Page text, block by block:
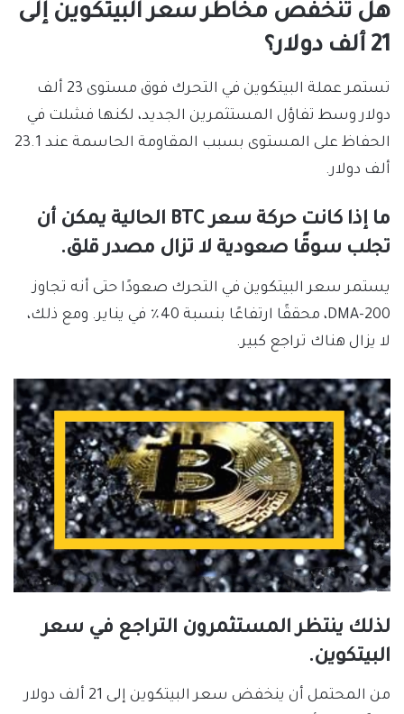
هل تنخفص مخاطر سعر البيتكوين إلى
21 ألف دولار؟
تستمر عملة البيتكوين في التحرك فوق مستوى 23 ألف
دولار وسط تفاؤل المستثمرين الجديد، لكنها فشلت في
الحفاظ على المستوى بسبب المقاومة الحاسمة عند 23.1
ألف دولار.
ما إذا كانت حركة سعر BTC الحالية يمكن أن
تجلب سوقًا صعودية لا تزال مصدر قلق.
يستمر سعر البيتكوين في التحرك صعودًا حتى أنه تجاوز
200-DMA، محققًا ارتفاعًا بنسبة 40٪ في يناير. ومع ذلك،
لا يزال هناك تراجع كبير.
لذلك ينتظر المستثمرون التراجع في سعر
البيتكوين.
من المحتمل أن ينخفض سعر البيتكوين إلى 21 ألف دولار